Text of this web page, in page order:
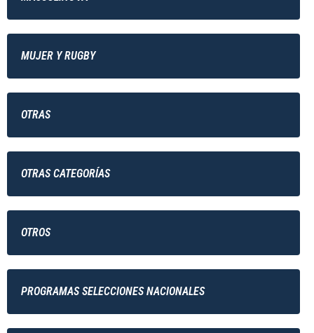
MUJER Y RUGBY
OTRAS
OTRAS CATEGORÍAS
OTROS
PROGRAMAS SELECCIONES NACIONALES